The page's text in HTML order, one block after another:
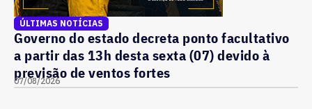
ÚLTIMAS NOTÍCIAS
Governo do estado decreta ponto facultativo
a partir das 13h desta sexta (07) devido à
previsão de ventos fortes
07/08/2026